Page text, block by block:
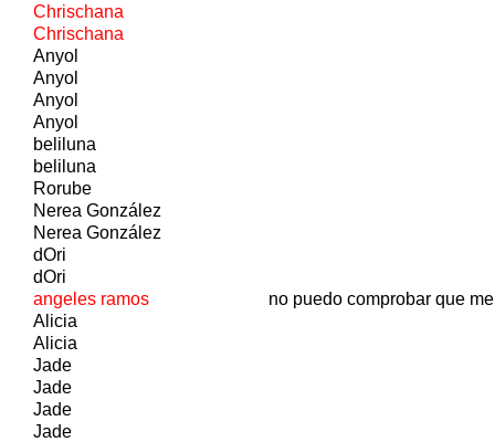
Chrischana
Chrischana
Anyol
Anyol
Anyol
Anyol
beliluna
beliluna
Rorube
Nerea González
Nerea González
dOri
dOri
angeles ramos
no puedo comprobar que
Alicia
Alicia
Jade
Jade
Jade
Jade